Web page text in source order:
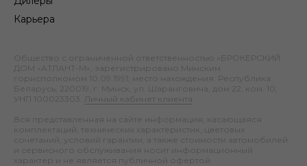
Карьера
Общество с ограниченной ответственностью «БРОКЕРСКИЙ
ДОМ «АТЛАНТ-М», зарегистрировано Минским
горисполкомом 10.09.1991; место нахождения: Республика
Беларусь, 220019, г. Минск, ул. Шаранговича, дом 22, ком. 10;
УНП 100023303.
Личный кабинет клиента
Вся представленная на сайте информация, касающаяся
комплектаций, технических характеристик, цветовых
сочетаний, условий гарантии, а также стоимости автомобилей
и сервисного обслуживания носит информационный
характер и не является публичной офертой.